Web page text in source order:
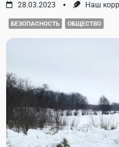
28.03.2023 Наш
БЕЗОПАСНОСТЬ ОБЩЕСТВО